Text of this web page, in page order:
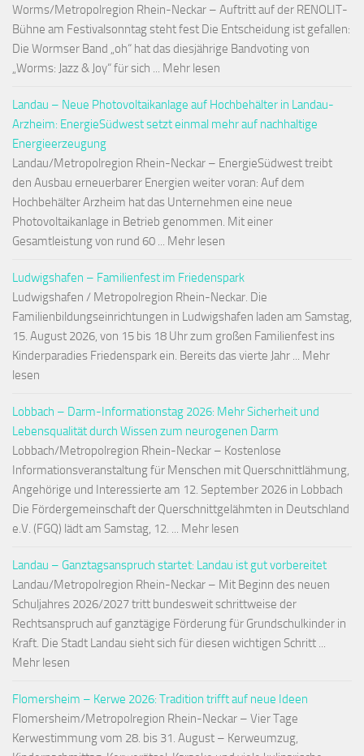
Worms/Metropolregion Rhein-Neckar – Auftritt auf der RENOLIT-
Bühne am Festivalsonntag steht fest Die Entscheidung ist gefallen:
Die Wormser Band „oh“ hat das diesjährige Bandvoting von
„Worms: Jazz & Joy“ für sich ... Mehr lesen
Landau – Neue Photovoltaikanlage auf Hochbehälter in Landau-
Arzheim: EnergieSüdwest setzt einmal mehr auf nachhaltige
Energieerzeugung
Landau/Metropolregion Rhein-Neckar – EnergieSüdwest treibt
den Ausbau erneuerbarer Energien weiter voran: Auf dem
Hochbehälter Arzheim hat das Unternehmen eine neue
Photovoltaikanlage in Betrieb genommen. Mit einer
Gesamtleistung von rund 60 ... Mehr lesen
Ludwigshafen – Familienfest im Friedenspark
Ludwigshafen / Metropolregion Rhein-Neckar. Die
Familienbildungseinrichtungen in Ludwigshafen laden am Samstag,
15. August 2026, von 15 bis 18 Uhr zum großen Familienfest ins
Kinderparadies Friedenspark ein. Bereits das vierte Jahr ... Mehr
lesen
Lobbach – Darm-Informationstag 2026: Mehr Sicherheit und
Lebensqualität durch Wissen zum neurogenen Darm
Lobbach/Metropolregion Rhein-Neckar – Kostenlose
Informationsveranstaltung für Menschen mit Querschnittlähmung,
Angehörige und Interessierte am 12. September 2026 in Lobbach
Die Fördergemeinschaft der Querschnittgelähmten in Deutschland
e.V. (FGQ) lädt am Samstag, 12. ... Mehr lesen
Landau – Ganztagsanspruch startet: Landau ist gut vorbereitet
Landau/Metropolregion Rhein-Neckar – Mit Beginn des neuen
Schuljahres 2026/2027 tritt bundesweit schrittweise der
Rechtsanspruch auf ganztägige Förderung für Grundschulkinder in
Kraft. Die Stadt Landau sieht sich für diesen wichtigen Schritt ...
Mehr lesen
Flomersheim – Kerwe 2026: Tradition trifft auf neue Ideen
Flomersheim/Metropolregion Rhein-Neckar – Vier Tage
Kerwestimmung vom 28. bis 31. August – Kerweumzug,